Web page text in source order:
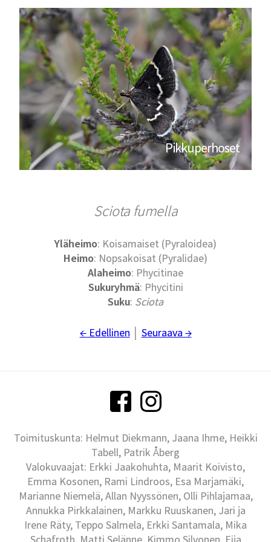
Pikkuperhoset
Sciota fumella
Yläheimo: Koisamaiset (Pyraloidea)
Heimo: Nopsakoisat (Pyralidae)
Alaheimo: Phycitinae
Sukuryhmä: Phycitini
Suku: Sciota
← Edellinen Seuraava →
Toimituskunta: Helmut Diekmann, Jaana Ihme, Heikki
Tabell, Patrik Åberg
Valokuvaajat: Erkki Jaakohuhta, Maarit Koivisto,
Emma Kosonen, Rami Lindroos, Esa Marjamäki,
Marianne Niemelä, Allan Nyyssönen, Olli Pihlajamaa,
Annukka Pirkkalainen, Markku Ruuskanen, Jari ja
Irene Räty, Teppo Salmela, Erkki Santamala, Mika